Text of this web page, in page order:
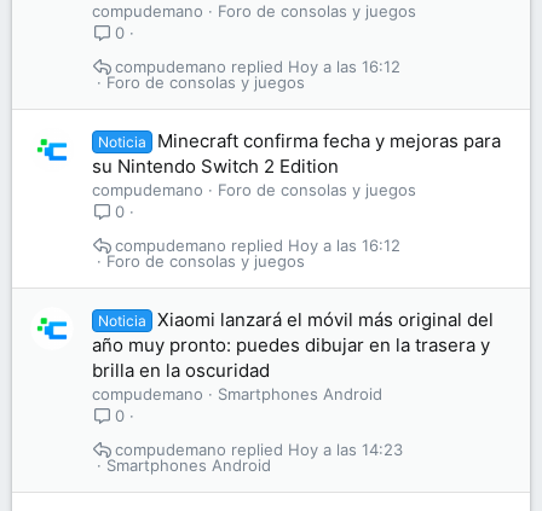
compudemano
Foro de consolas y juegos
0
Foro de consolas y juegos
Hoy a las 16:12
compudemano
Noticia
Minecraft confirma fecha y mejoras para
su Nintendo Switch 2 Edition
compudemano
Foro de consolas y juegos
0
Foro de consolas y juegos
Hoy a las 16:12
compudemano
Noticia
Xiaomi lanzará el móvil más original del
año muy pronto: puedes dibujar en la trasera y
brilla en la oscuridad
compudemano
Smartphones Android
0
Smartphones Android
Hoy a las 14:23
compudemano